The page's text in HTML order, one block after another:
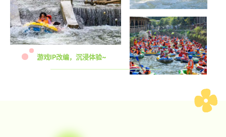
游戏IP改编，沉浸体验~